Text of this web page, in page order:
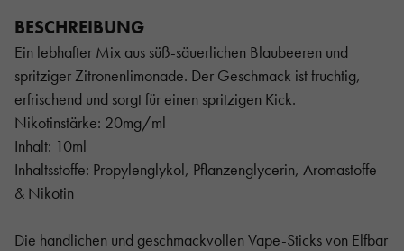
BESCHREIBUNG
Ein lebhafter Mix aus süß-säuerlichen Blaubeeren und
spritziger Zitronenlimonade. Der Geschmack ist fruchtig,
erfrischend und sorgt für einen spritzigen Kick.
Nikotinstärke: 20mg/ml
Inhalt: 10ml
Inhaltsstoffe: Propylenglykol, Pflanzenglycerin, Aromastoffe
& Nikotin
Die handlichen und geschmackvollen Vape-Sticks von Elfbar